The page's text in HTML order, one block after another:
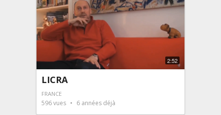
2:52
LICRA
FRANCE
596vues 6 années déjà